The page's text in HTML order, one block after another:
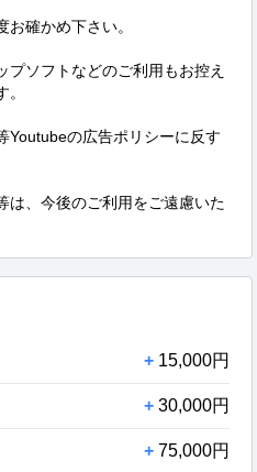
確かめ下さい。
ソフトなどのご利用もお控え
の広告ポリシーに反す
、今後のご利用をご遠慮いた
+ 15,000円
+ 30,000円
+ 75,000円